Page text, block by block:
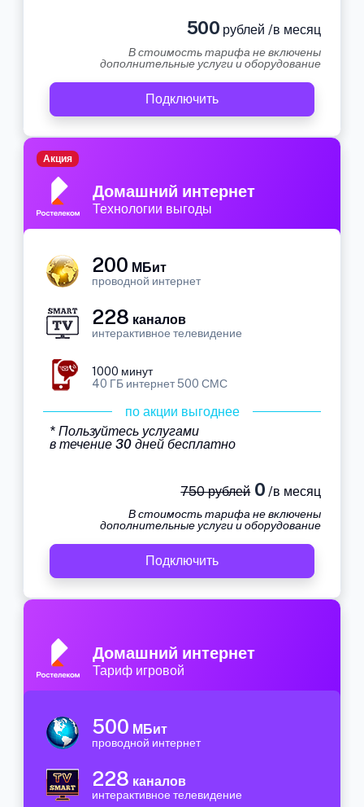
500 рублей /в месяц
В стоимость тарифа не включены
дополнительные услуги и оборудование
Подключить
Домашний интернет
Технологии выгоды
Акция
200 МБит
проводной интернет
228 каналов
интерактивное телевидение
1000 минут
40 ГБ интернет 500 СМС
по акции выгоднее
* Пользуйтесь услугами
в течение 30 дней бесплатно
750 рублей0 /в месяц
В стоимость тарифа не включены
дополнительные услуги и оборудование
Подключить
Домашний интернет
Тариф игровой
500 МБит
проводной интернет
228 каналов
интерактивное телевидение